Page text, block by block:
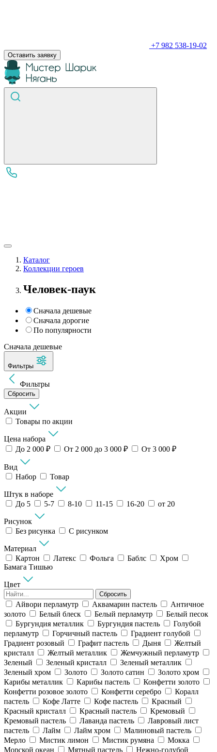
+7 982 538-19-02
Оставить заявку
Каталог
Коллекции героев
Человек-паук
Сначала дешевые
Сначала дорогие
По популярности
Сначала дешевые
Фильтры
Фильтры
Сбросить
Акции
Товары по акции
Цена набора
До 2 000 ₽
От 2 000 до 3 000 ₽ От 3 000 ₽
Вид
Набор
Товар
Штук в наборе
До 5
5-7 8-10 11-15 16-20 от 20
Рисунок
Без рисунка
С рисунком
Материал
Картон
Латекс Фольга Баблс
Хром
Бамага Тишью
Цвет
Сбросить
Айвори перламутр Аквамарин пастель
Античное
золото
Белый блеск Белый перламутр
Белый песок
Бургундия металлик
Бургундия пастель
Голубой
перламутр
Горчичный пастель
Градиент голубой
Градиент розовый
Графит пастель Дыня
Желтый
кристалл
Желтый металлик
Жемчужный перламутр
Зеленый
Зеленый кристалл
Зеленый металлик
Зеленый хром
Золото Золото сатин
Золото хром
Карибы металлик
Карибы пастель
Конфетти золото
Конфетти розовое золото
Конфетти серебро
Коралл
пастель
Кофе Латте Кофе пастель
Красный
Красный кристалл
Красный пастель
Кремовый
Кремовый пастель
Лаванда пастель
Лавровый лист
пастель
Лайм Лайм хром
Малиновый пастель
Мерло
Мистик лимон Мистик румяна
Мокка
Морской океан
Мятный пастель Нежно-голубой